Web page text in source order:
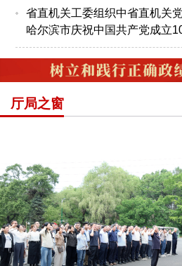
省直机关工委组织中省直机关
哈尔滨市庆祝中国共产党成立
厅局之窗